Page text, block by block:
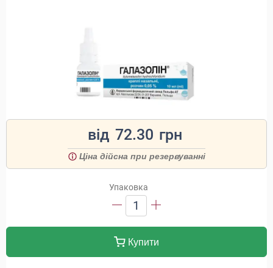
від 72.30 грн
Ціна дійсна при резервуванні
Упаковка
1
Купити